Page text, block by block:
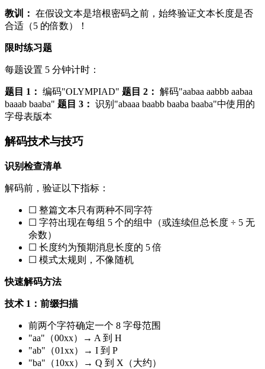
教训： 在假设文本是培根密码之前，始终验证文本长度是否
合适（5 的倍数）！
限时练习题
每题设置 5 分钟计时：
题目 1： 编码"OLYMPIAD" 题目 2： 解码"aabaa aabbb aabaa
baaab baaba" 题目 3： 识别"abaaa baabb baaba baaba"中使用的
字母表版本
解码技术与技巧
识别检查清单
解码前，验证以下指标：
☐ 整篇文本只有两种不同字符
☐ 字符出现在每组 5 个的组中（或连续但总长度 ÷ 5 无
余数）
☐ 长度约为预期消息长度的 5 倍
☐ 模式太规则，不像随机
快速解码方法
技术 1：前缀扫描
前两个字符确定一个 8 字母范围
"aa"（00xx）→ A 到 H
"ab"（01xx）→ I 到 P
"ba"（10xx）→ Q 到 X（大约）